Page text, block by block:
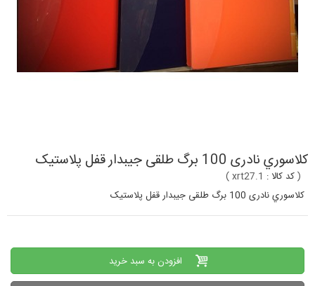
کلاسوري نادری 100 برگ طلقی جیبدار قفل پلاستیک
(کد کالا : xrt27.1
)
کلاسوري نادری 100 برگ طلقی جیبدار قفل پلاستیک
افزودن به سبد خرید